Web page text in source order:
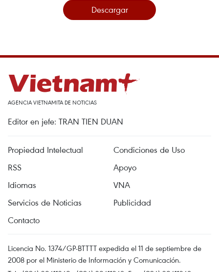
Descargar
AGENCIA VIETNAMITA DE NOTICIAS
Editor en jefe: TRAN TIEN DUAN
Propiedad Intelectual
Condiciones de Uso
RSS
Apoyo
Idiomas
VNA
Servicios de Noticias
Publicidad
Contacto
Licencia No. 1374/GP-BTTTT expedida el 11 de septiembre de
2008 por el Ministerio de Información y Comunicación.